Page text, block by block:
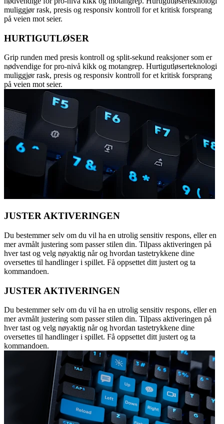
muliggjør rask, presis og responsiv kontroll for et kritisk forsprang
på veien mot seier.
HURTIGUTLØSER
Grip runden med presis kontroll og split-sekund reaksjoner som er
nødvendige for pro-nivå kikk og motangrep. Hurtigutløserteknologi
muliggjør rask, presis og responsiv kontroll for et kritisk forsprang
på veien mot seier.
JUSTER AKTIVERINGEN
Du bestemmer selv om du vil ha en utrolig sensitiv respons, eller en
mer avmålt justering som passer stilen din. Tilpass aktiveringen på
hver tast og velg nøyaktig når og hvordan tastetrykkene dine
oversettes til handlinger i spillet. Få oppsettet ditt justert og ta
kommandoen.
JUSTER AKTIVERINGEN
Du bestemmer selv om du vil ha en utrolig sensitiv respons, eller en
mer avmålt justering som passer stilen din. Tilpass aktiveringen på
hver tast og velg nøyaktig når og hvordan tastetrykkene dine
oversettes til handlinger i spillet. Få oppsettet ditt justert og ta
kommandoen.